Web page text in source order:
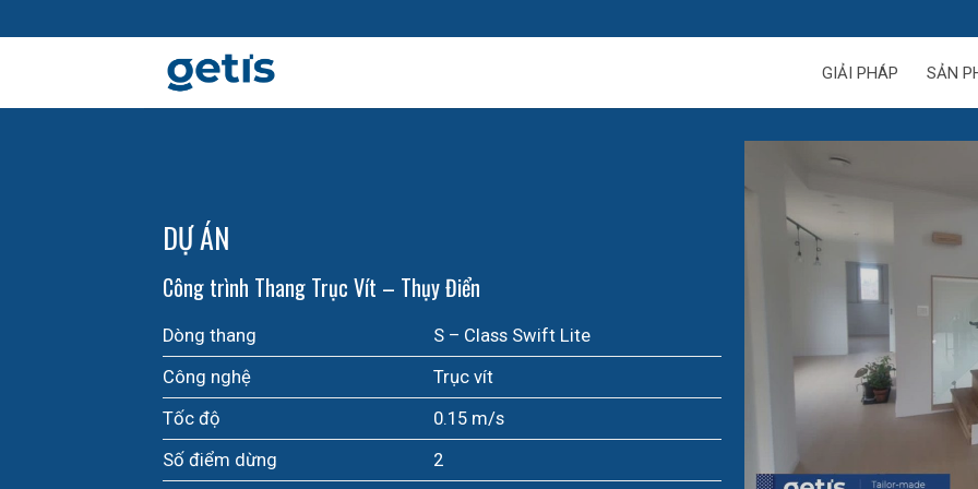
GIẢI PHÁP SẢN
DỰ ÁN
Công trình Thang Trục Vít – Thụy Điển
Dòng thang
S – Class Swift Lite
Công nghệ
Trục vít
Tốc độ
0.15 m/s
Số điểm dừng
2